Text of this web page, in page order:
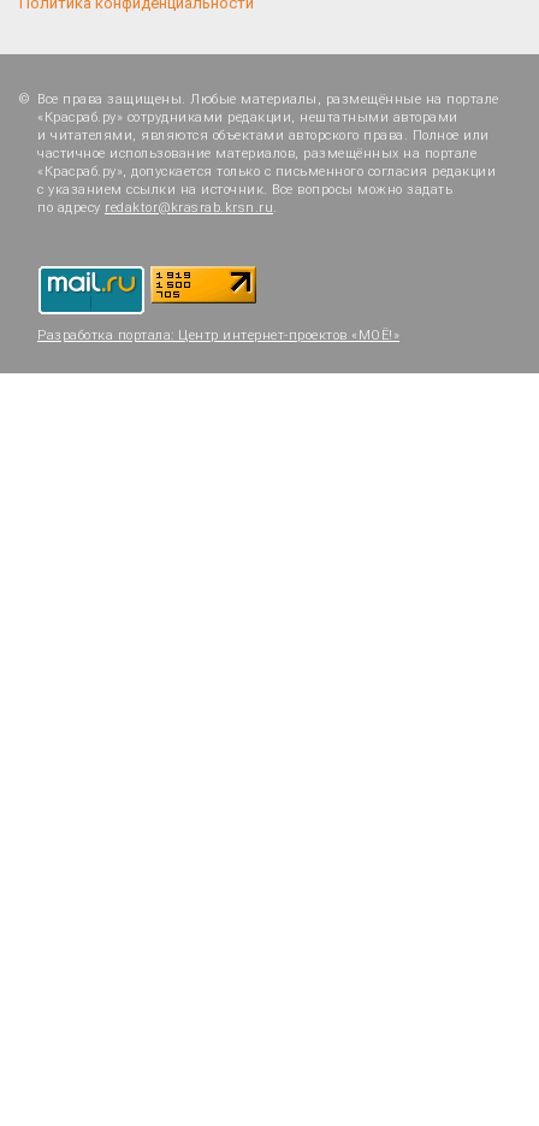
Все права защищены. Любые материалы, размещённые на портале
«Красраб.ру» сотрудниками редакции, нештатными авторами
и читателями, являются объектами авторского права. Полное или
частичное использование материалов, размещённых на портале
«Красраб.ру», допускается только с письменного согласия редакции
с указанием ссылки на источник. Все вопросы можно задать
по адресу redaktor@krasrab.krsn.ru.
Разработка портала: Центр интернет-проектов «МОЁ!»